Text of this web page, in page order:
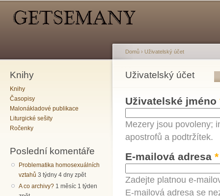
Knihy
Knihy
Časopisy
Malonákladové publikace
Liturgické sešity
Ročenky
Poslední komentáře
Problematika homosexuálních
vztahů 3 týdny 4 dny zpět
A co archivy? 1 měsíc 1 týden
Jste zde
Domů › Uživatelský účet
Uživatelský účet
Hlavní záložky
Uživatelské jméno
Mezery jsou povoleny;
apostrofů a podtržítek.
E-mailová adresa *
Zadejte platnou e-
E-mailová adresa se